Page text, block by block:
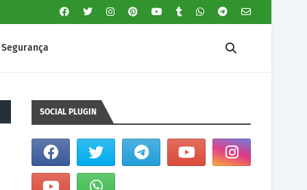
Segurança
SOCIAL PLUGIN